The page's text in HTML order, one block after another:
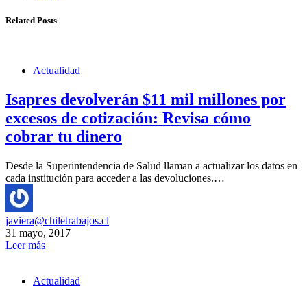
Related Posts
Actualidad
Isapres devolverán $11 mil millones por
excesos de cotización: Revisa cómo
cobrar tu dinero
Desde la Superintendencia de Salud llaman a actualizar los datos en
cada institución para acceder a las devoluciones.…
javiera@chiletrabajos.cl
31 mayo, 2017
Leer más
Actualidad